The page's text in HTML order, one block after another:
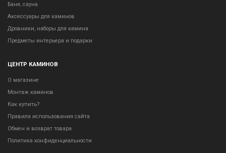
Баня, сауна
Аксессуары для каминов
Дровники, наборы для камина
Предметы интерьера и подарки
ЦЕНТР КАМИНОВ
О магазине
Монтаж каминов
Как купить?
Правила использования сайта
Обмен и возврат товара
Политика конфиденциальности